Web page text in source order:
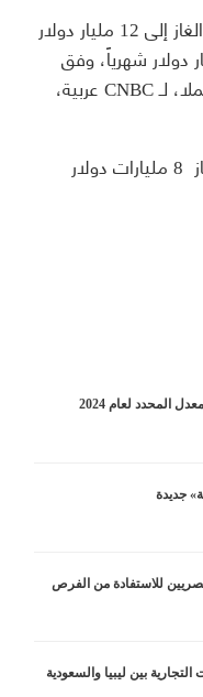
وتستهدف مصر زيادة حجم صادرات الغاز إلى 12 مليار دولار
دولار شهرياً، وفق
حديث وزير البترول المصري، طارق الملا، لـ CNBC عربية،
هذا وبلغ حجم صادرات مصر من الغاز 8 مليارات دولار
المحدد لعام 2024
جديدة
للاستفادة من الفرص
بين ليبيا والسعودية